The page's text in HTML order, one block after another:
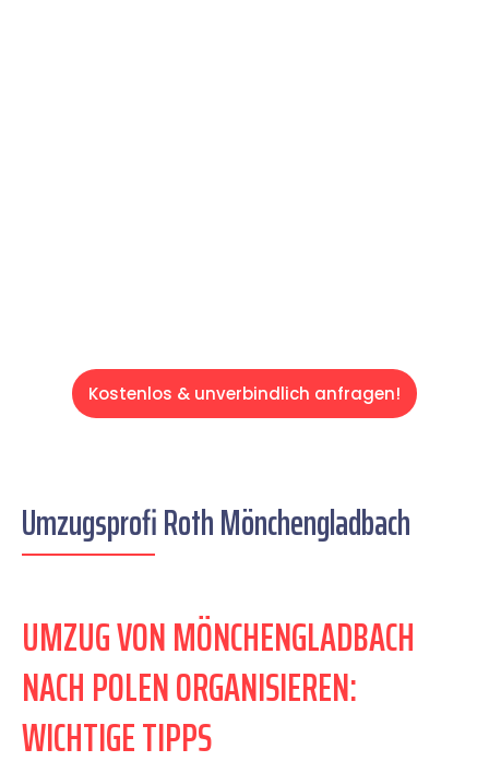
Kostenlos & unverbindlich anfragen!
Umzugsprofi Roth Mönchengladbach
UMZUG VON MÖNCHENGLADBACH
NACH POLEN ORGANISIEREN:
WICHTIGE TIPPS